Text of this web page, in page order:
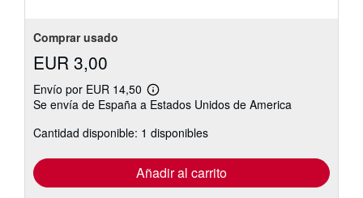
Comprar usado
EUR 3,00
Envío por EUR 14,50
Más
información
las
tarifas
envío
Se envía de España a Estados Unidos de America
Cantidad disponible: 1 disponibles
Añadir al carrito